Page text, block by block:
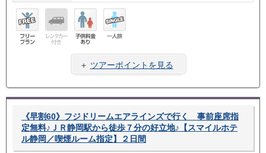
料金
旅
＋ ツアーポイントを見る
《早割60》フジドリームエアラインズで行く 事前座席指
定無料♪ＪＲ静岡駅から徒歩７分の好立地♪【スマイルホテ
ル静岡／喫煙ルーム指定】２日間